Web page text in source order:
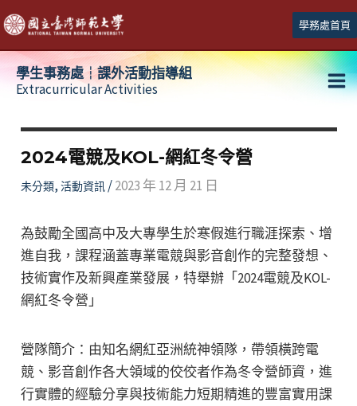
跳
至
主
學務處首頁
學生事務處┆課外活動指導組
Extracurricular Activities
2024電競及KOL-網紅冬令營
未分類, 活動資訊/2023 年 12 月 21 日
為鼓勵全國高中及大專學生於寒假進行職涯探索、增
進自我，課程涵蓋專業電競與影音創作的完整發想、
技術實作及新興產業發展，特舉辦「2024電競及KOL-
網紅冬令營」
營隊簡介：由知名網紅亞洲統神領隊，帶領橫跨電
競、影音創作各大領域的佼佼者作為冬令營師資，進
行實體的經驗分享與技術能力短期精進的豐富實用課